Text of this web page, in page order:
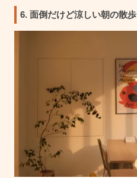
6. 面倒だけど涼しい朝の散歩